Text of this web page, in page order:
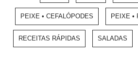
PEIXE • CEFALÓPODES PEIXE •
RECEITAS RÁPIDAS SALADAS